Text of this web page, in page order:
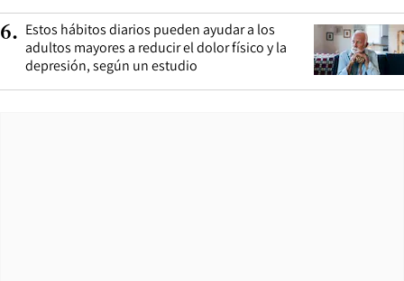
6. Estos hábitos diarios pueden ayudar a los
adultos mayores a reducir el dolor físico y la
depresión, según un estudio